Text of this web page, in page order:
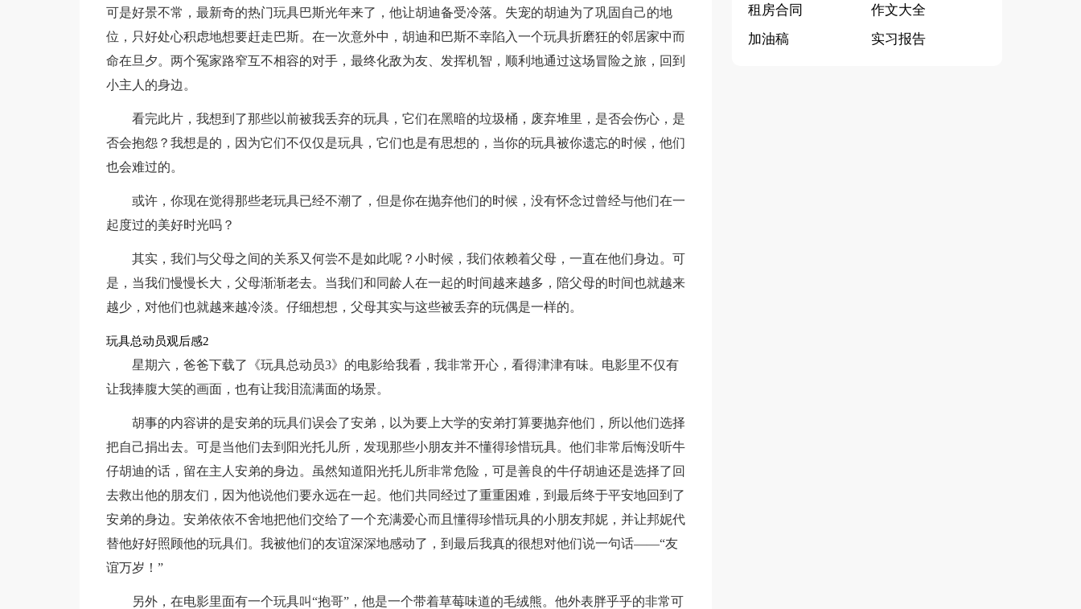
可是好景不常，最新奇的热门玩具巴斯光年来了，他让胡迪备受冷落。失宠的胡迪为了巩固自己的地
位，只好处心积虑地想要赶走巴斯。在一次意外中，胡迪和巴斯不幸陷入一个玩具折磨狂的邻居家中而
命在旦夕。两个冤家路窄互不相容的对手，最终化敌为友、发挥机智，顺利地通过这场冒险之旅，回到
小主人的身边。
看完此片，我想到了那些以前被我丢弃的玩具，它们在黑暗的垃圾桶，废弃堆里，是否会伤心，是
否会抱怨？我想是的，因为它们不仅仅是玩具，它们也是有思想的，当你的玩具被你遗忘的时候，他们
也会难过的。
或许，你现在觉得那些老玩具已经不潮了，但是你在抛弃他们的时候，没有怀念过曾经与他们在一
起度过的美好时光吗？
其实，我们与父母之间的关系又何尝不是如此呢？小时候，我们依赖着父母，一直在他们身边。可
是，当我们慢慢长大，父母渐渐老去。当我们和同龄人在一起的时间越来越多，陪父母的时间也就越来
越少，对他们也就越来越冷淡。仔细想想，父母其实与这些被丢弃的玩偶是一样的。
玩具总动员观后感2
星期六，爸爸下载了《玩具总动员3》的电影给我看，我非常开心，看得津津有味。电影里不仅有
让我捧腹大笑的画面，也有让我泪流满面的场景。
胡事的内容讲的是安弟的玩具们误会了安弟，以为要上大学的安弟打算要抛弃他们，所以他们选择
把自己捐出去。可是当他们去到阳光托儿所，发现那些小朋友并不懂得珍惜玩具。他们非常后悔没听牛
仔胡迪的话，留在主人安弟的身边。虽然知道阳光托儿所非常危险，可是善良的牛仔胡迪还是选择了回
去救出他的朋友们，因为他说他们要永远在一起。他们共同经过了重重困难，到最后终于平安地回到了
安弟的身边。安弟依依不舍地把他们交给了一个充满爱心而且懂得珍惜玩具的小朋友邦妮，并让邦妮代
替他好好照顾他的玩具们。我被他们的友谊深深地感动了，到最后我真的很想对他们说一句话——“友
谊万岁！”
另外，在电影里面有一个玩具叫“抱哥”，他是一个带着草莓味道的毛绒熊。他外表胖乎乎的非常可
租房合同
作文大全
加油稿
实习报告